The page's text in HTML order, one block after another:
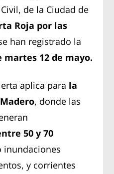
de la Ciudad de
Roja por las
han registrado la
12 de mayo.
aplica para la
, donde las
50 y 70
inundaciones
y corrientes